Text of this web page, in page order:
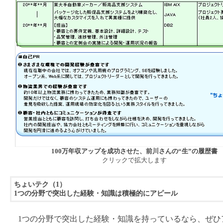
100万年収アップを成功させた、前川さんの“生”の履歴書
クリックで拡大します
ちょいテク（1）
1つの分野で突出した経験・知識は積極的にアピール
1つの分野で突出した経験・知識を持っているなら、ぜひ